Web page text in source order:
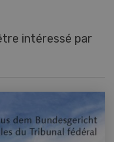
intéressé par